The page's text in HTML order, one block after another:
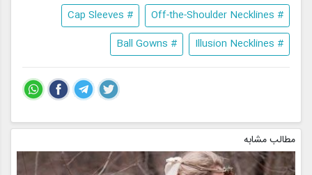
# Off-the-Shoulder Necklines
# Cap Sleeves
# Illusion Necklines
# Ball Gowns
مطالب مشابه